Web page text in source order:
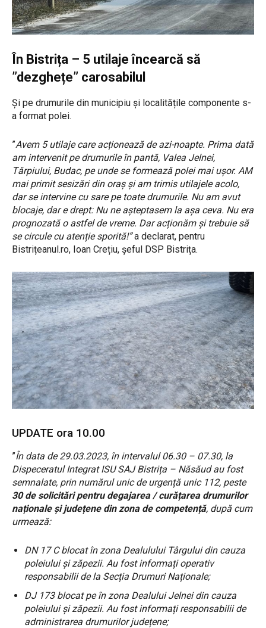
În Bistrița – 5 utilaje încearcă să
”dezghețe” carosabilul
Și pe drumurile din municipiu și localitățile componente s-
a format polei.
”Avem 5 utilaje care acționează de azi-noapte. Prima dată
am intervenit pe drumurile în pantă, Valea Jelnei,
Tărpiului, Budac, pe unde se formează polei mai ușor. AM
mai primit sesizări din oraș și am trimis utilajele acolo,
dar se intervine cu sare pe toate drumurile. Nu am avut
blocaje, dar e drept: Nu ne așteptasem la așa ceva. Nu era
prognozată o astfel de vreme. Dar acționăm și trebuie să
se circule cu atenție sporită!”a declarat, pentru
Bistrițeanul.ro, Ioan Crețiu, șeful DSP Bistrița.
UPDATE ora 10.00
”În data de 29.03.2023, în intervalul 06.30 – 07.30, la
Dispeceratul Integrat ISU SAJ Bistrița – Năsăud au fost
semnalate, prin numărul unic de urgență unic 112, peste
30 de solicitări pentru degajarea / curățarea drumurilor
naționale și județene din zona de competență, după cum
urmează:
DN 17 C blocat în zona Dealulului Târgului din cauza
poleiului și zăpezii. Au fost informați operativ
responsabilii de la Secția Drumuri Naționale;
DJ 173 blocat pe în zona Dealului Jelnei din cauza
poleiului și zăpezii. Au fost informați responsabilii de
administrarea drumurilor județene;